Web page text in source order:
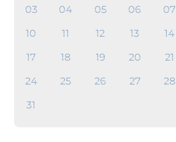
03 04 05 06 07
10 11 12 13 14
17 18 19 20 21
24 25 26 27 28
31